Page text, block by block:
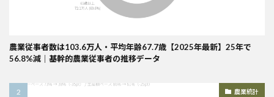
農業従事者数は103.6万人・平均年齢67.7歳【2025年最新】25年で
56.8%減｜基幹的農業従事者の推移データ
農業統計